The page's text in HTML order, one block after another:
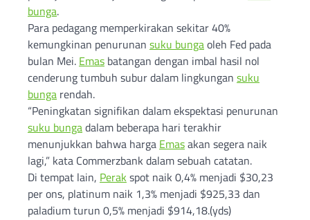
bunga.
Para pedagang memperkirakan sekitar 40%
kemungkinan penurunan suku bungaoleh Fed pada
bulan Mei. Emas batangan dengan imbal hasil nol
cenderung tumbuh subur dalam lingkungan suku
bunga rendah.
“Peningkatan signifikan dalam ekspektasi penurunan
suku bungadalam beberapa hari terakhir
menunjukkan bahwa harga Emasakan segera naik
lagi,” kata Commerzbank dalam sebuah catatan.
Di tempat lain, Perak spot naik 0,4% menjadi $30,23
per ons, platinum naik 1,3% menjadi $925,33 dan
paladium turun 0,5% menjadi $914,18.(yds)